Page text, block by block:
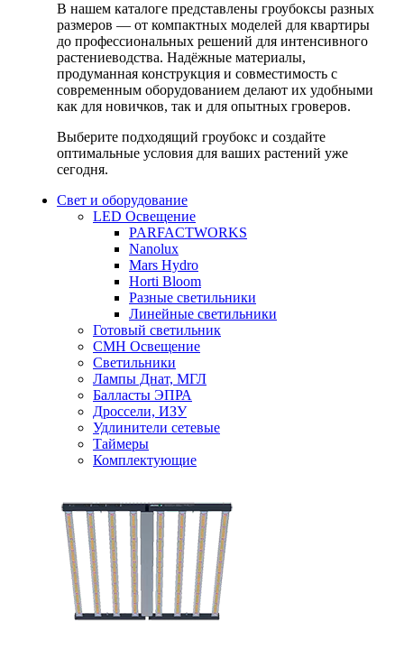
В нашем каталоге представлены гроубоксы разных
размеров — от компактных моделей для квартиры
до профессиональных решений для интенсивного
растениеводства. Надёжные материалы,
продуманная конструкция и совместимость с
современным оборудованием делают их удобными
как для новичков, так и для опытных гроверов.
Выберите подходящий гроубокс и создайте
оптимальные условия для ваших растений уже
сегодня.
Свет и оборудование
LED Освещение
PARFACTWORKS
Nanolux
Mars Hydro
Horti Bloom
Разные светильники
Линейные светильники
Готовый светильник
CMH Освещение
Светильники
Лампы Днат, МГЛ
Балласты ЭПРА
Дроссели, ИЗУ
Удлинители сетевые
Таймеры
Комплектующие